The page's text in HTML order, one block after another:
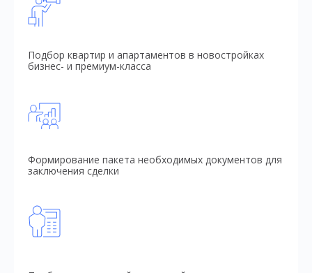
Подбор квартир и апартаментов в новостройках
бизнес- и премиум-класса
Формирование пакета необходимых документов для
заключения сделки